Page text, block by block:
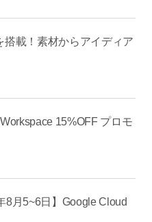
搭載！素材からアイディア
15%OFF プロモ
8月5~6日】Google Cloud